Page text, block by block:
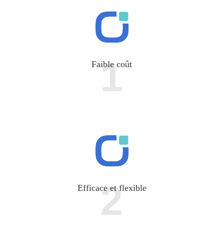
1
Faible coût
2
Efficace et flexible